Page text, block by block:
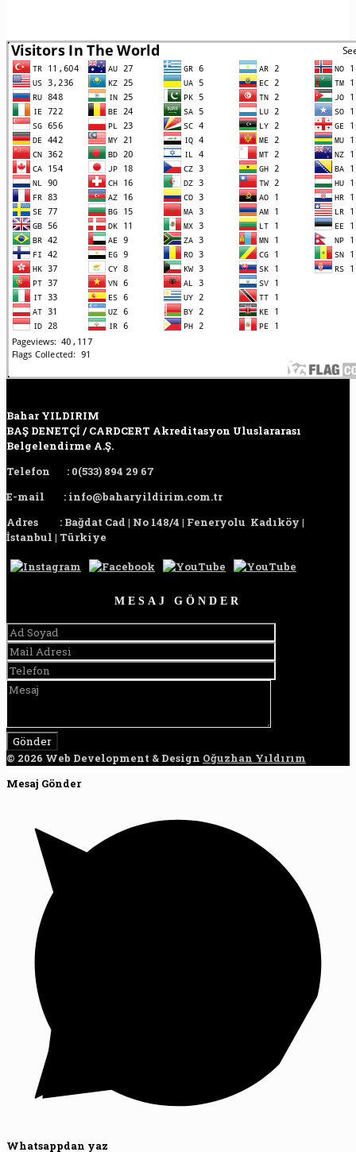
Bahar YILDIRIM
BAŞ DENETÇİ / CARDCERT Akreditasyon Uluslararası
Belgelendirme A.Ş.
Telefon
: 0(533) 894 29 67
E-mail
: info@baharyildirim.com.tr
Adres
: Bağdat Cad | No 148/4 | Feneryolu Kadıköy |
İstanbul | Türkiye
MESAJ GÖNDER
© 2026 Web Development & Design Oğuzhan Yıldırım
Mesaj Gönder
Whatsappdan yaz